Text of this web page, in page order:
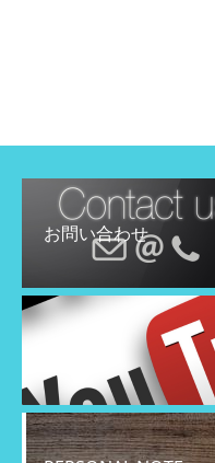
お問い合わせ